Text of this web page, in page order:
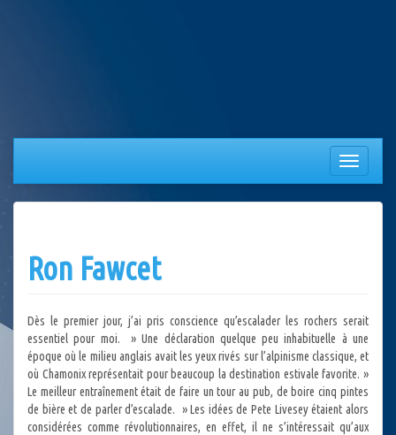
Afficher/
la
Ron Fawcet
Dès le premier jour, j’ai pris conscience qu’escalader les rochers serait
essentiel pour moi. » Une déclaration quelque peu inhabituelle à une
époque où le milieu anglais avait les yeux rivés sur l’alpinisme classique, et
où Chamonix représentait pour beaucoup la destination estivale favorite. »
Le meilleur entraînement était de faire un tour au pub, de boire cinq pintes
de bière et de parler d’escalade. » Les idées de Pete Livesey étaient alors
considérées comme révolutionnaires, en effet, il ne s’intéressait qu’aux